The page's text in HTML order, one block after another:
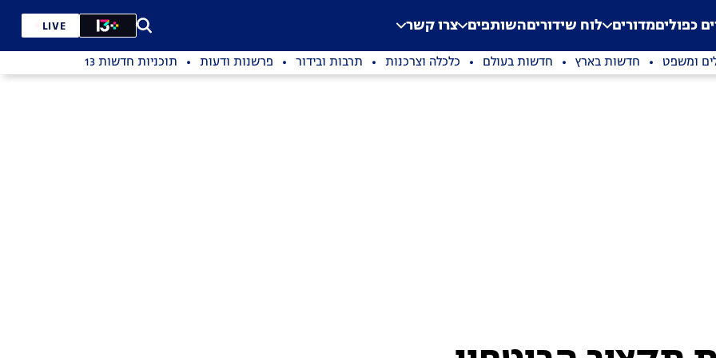
Application error: a
. כפוליםמדורים לוח שידוריםהשותפים צרו קשר LIVE
ומשפט חדשות בארץ חדשות בעולם כלכלה וצרכנות תרבות ובידור פרשנות ודעות תוכניות חדשות 13